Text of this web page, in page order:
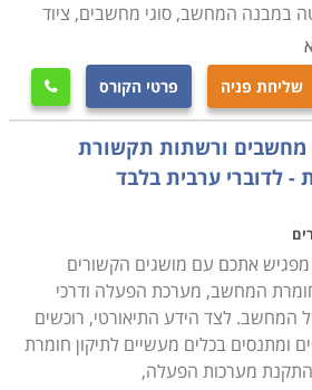
למשך זמן הלימודים. קיימים לא
ללימודים על חשבון הפיקדון
שמוצעים במסגרת קורסים על חשבון
טכנאי מחשבים את פירוט הקורסים,
מלא את הפרטים ואנחנו נחזור
במבנה המחשב, סוגי מחשבים, ציוד
שליחת פניה פרטי הקורס 
מחשבים ורשתות תקשורת
- לדוברי ערבית בלבד
מפגיש אתכם עם מושגים הקשורים
המחשב, מערכת הפעלה ודרכי
המחשב. לצד הידע התיאורטי, רוכשים
ומתנסים בכלים מעשיים לתיקון חומרת
מערכות הפעלה,